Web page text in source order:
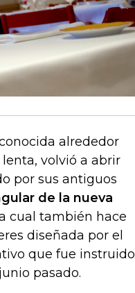
alrededor
volvió a abrir
por sus antiguos
de la nueva
cual también hace
diseñada por el
que fue instruido
pasado.